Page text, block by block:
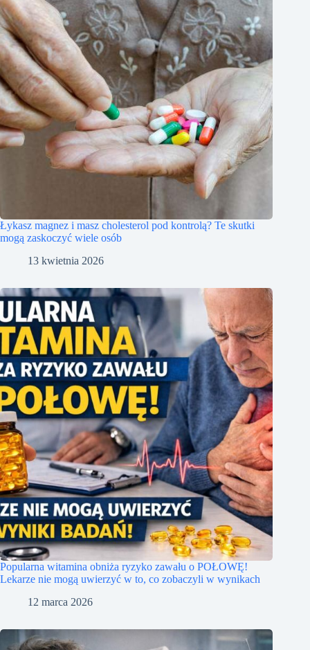
Łykasz magnez i masz cholesterol pod kontrolą? Te skutki
mogą zaskoczyć wiele osób
13 kwietnia 2026
Popularna witamina obniża ryzyko zawału o POŁOWĘ!
Lekarze nie mogą uwierzyć w to, co zobaczyli w wynikach
12 marca 2026